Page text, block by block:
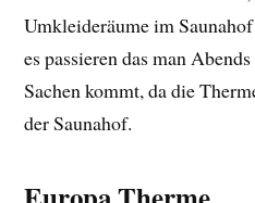
Umkleideräume im
es passieren das man
Sachen kommt, da die
der Saunahof.